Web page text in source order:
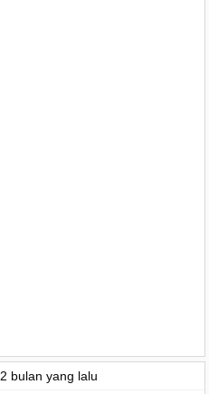
2 bulan yang lalu